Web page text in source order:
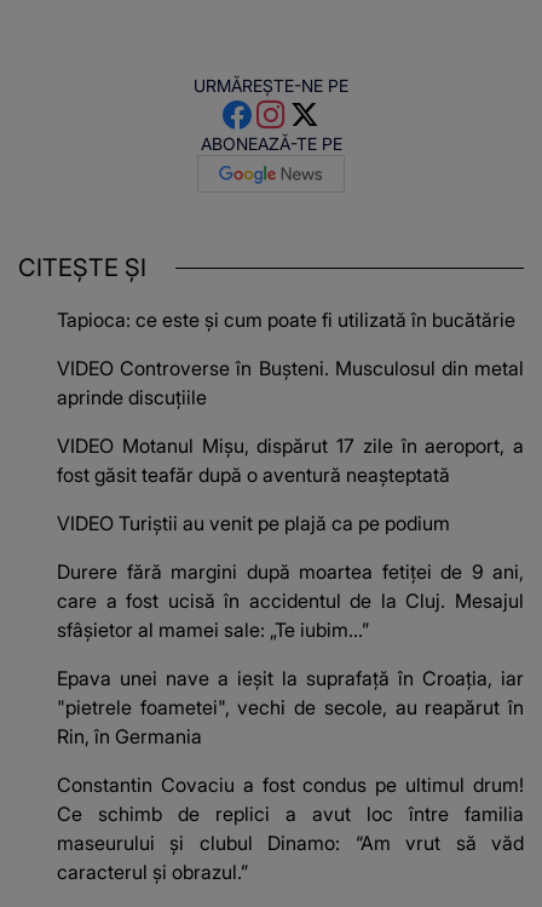
URMĂREȘTE-NE PE
ABONEAZĂ-TE PE
CITEȘTE ȘI
Tapioca: ce este și cum poate fi utilizată în bucătărie
VIDEO Controverse în Bușteni. Musculosul din metal
aprinde discuțiile
VIDEO Motanul Mișu, dispărut 17 zile în aeroport, a
fost găsit teafăr după o aventură neașteptată
VIDEO Turiștii au venit pe plajă ca pe podium
Durere fără margini după moartea fetiței de 9 ani,
care a fost ucisă în accidentul de la Cluj. Mesajul
sfâșietor al mamei sale: „Te iubim…”
Epava unei nave a ieșit la suprafață în Croația, iar
"pietrele foametei", vechi de secole, au reapărut în
Rin, în Germania
Constantin Covaciu a fost condus pe ultimul drum!
Ce schimb de replici a avut loc între familia
maseurului și clubul Dinamo: “Am vrut să văd
caracterul și obrazul.”